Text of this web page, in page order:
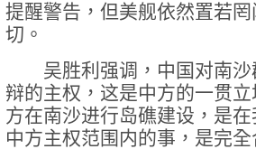
提醒警告，但美舰依然置若
切。
吴胜利强调，中国对南沙
辩的主权，这是中方的一贯
方在南沙进行岛礁建设，是
中方主权范围内的事，是完